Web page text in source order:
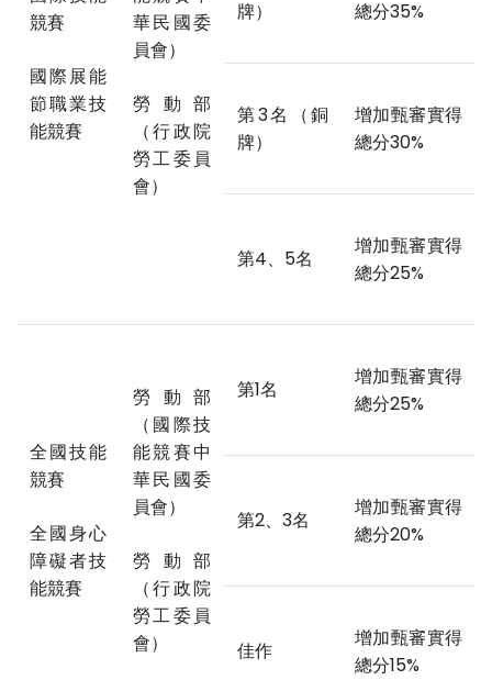
競賽
國際展能
節職業技
能競賽
華民國委
員會）
勞動部
（行政院
勞工委員
會）
牌）
總分35%
第3名（銅
牌）
增加甄審實得
總分30%
第4、5名
增加甄審實得
總分25%
全國技能
競賽
全國身心
障礙者技
能競賽
勞動部
（國際技
能競賽中
華民國委
員會）
勞動部
（行政院
勞工委員
會）
第1名
增加甄審實得
總分25%
第2、3名
增加甄審實得
總分20%
佳作
增加甄審實得
總分15%